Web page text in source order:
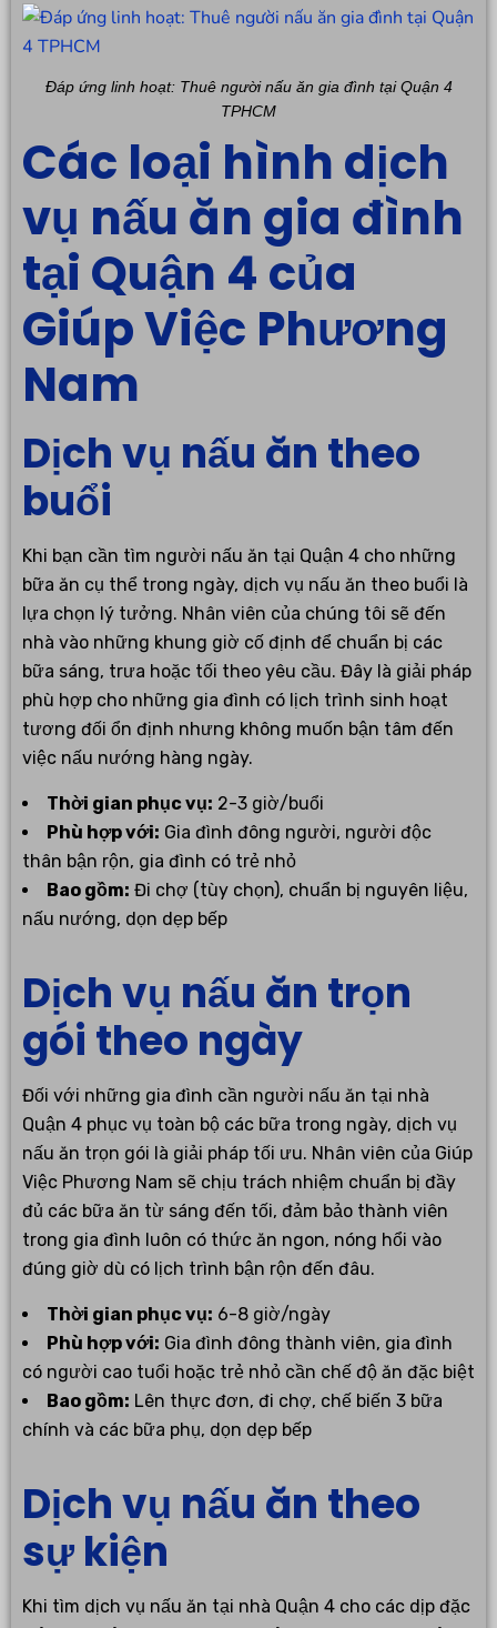
Đáp ứng linh hoạt: Thuê người nấu ăn gia đình tại Quận 4
TPHCM
Các loại hình dịch
vụ nấu ăn gia đình
tại Quận 4 của
Giúp Việc Phương
Nam
Dịch vụ nấu ăn theo
buổi
Khi bạn cần tìm người nấu ăn tại Quận 4 cho những
bữa ăn cụ thể trong ngày, dịch vụ nấu ăn theo buổi là
lựa chọn lý tưởng. Nhân viên của chúng tôi sẽ đến
nhà vào những khung giờ cố định để chuẩn bị các
bữa sáng, trưa hoặc tối theo yêu cầu. Đây là giải pháp
phù hợp cho những gia đình có lịch trình sinh hoạt
tương đối ổn định nhưng không muốn bận tâm đến
việc nấu nướng hàng ngày.
Thời gian phục vụ: 2-3 giờ/buổi
Phù hợp với: Gia đình đông người, người độc
thân bận rộn, gia đình có trẻ nhỏ
Bao gồm: Đi chợ (tùy chọn), chuẩn bị nguyên liệu,
nấu nướng, dọn dẹp bếp
Dịch vụ nấu ăn trọn
gói theo ngày
Đối với những gia đình cần người nấu ăn tại nhà
Quận 4 phục vụ toàn bộ các bữa trong ngày, dịch vụ
nấu ăn trọn gói là giải pháp tối ưu. Nhân viên của Giúp
Việc Phương Nam sẽ chịu trách nhiệm chuẩn bị đầy
đủ các bữa ăn từ sáng đến tối, đảm bảo thành viên
trong gia đình luôn có thức ăn ngon, nóng hổi vào
đúng giờ dù có lịch trình bận rộn đến đâu.
Thời gian phục vụ: 6-8 giờ/ngày
Phù hợp với: Gia đình đông thành viên, gia đình
có người cao tuổi hoặc trẻ nhỏ cần chế độ ăn đặc biệt
Bao gồm: Lên thực đơn, đi chợ, chế biến 3 bữa
chính và các bữa phụ, dọn dẹp bếp
Dịch vụ nấu ăn theo
sự kiện
Khi tìm dịch vụ nấu ăn tại nhà Quận 4 cho các dịp đặc